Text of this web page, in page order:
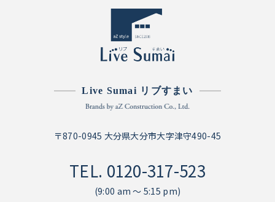
Live Sumai リブすまい
〒870-0945 大分県大分市大字津守490-45
TEL. 0120-317-523
(9:00 am ～ 5:15 pm)